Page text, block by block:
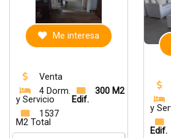
Olvidé mi clave
Me interesa
Venta
4 Dorm.
y Servicio
300 M2
Edif.
1537
M2 Total
y
Edif.